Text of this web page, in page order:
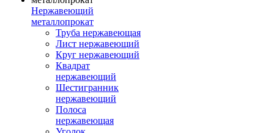
Нержавеющий
металлопрокат
Труба нержавеющая
Лист нержавеющий
Круг нержавеющий
Квадрат
нержавеющий
Шестигранник
нержавеющий
Полоса
нержавеющая